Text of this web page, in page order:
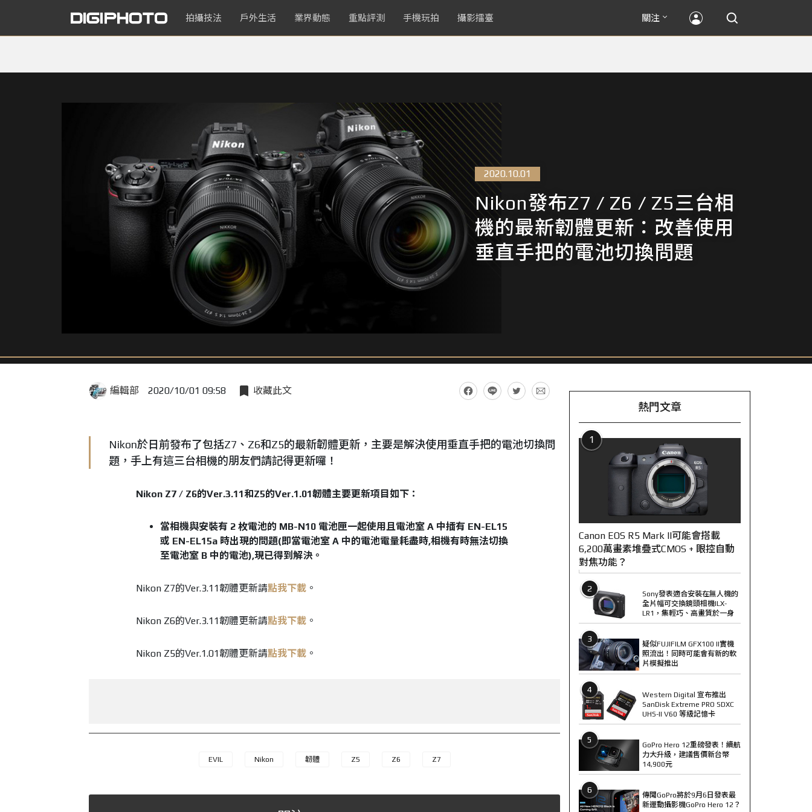
拍攝技法 戶外生活 業界動態 重點評測 手機玩拍 攝影擂臺 關注
2020.10.01
Nikon發布Z7 / Z6 / Z5三台相
機的最新韌體更新：改善使用
垂直手把的電池切換問題
編輯部 2020/10/01 09:58 收藏此文
Nikon於日前發布了包括Z7、Z6和Z5的最新韌體更新，主要是解決使用垂直手把的電池切換問
題，手上有這三台相機的朋友們請記得更新囉！
Nikon Z7 / Z6的Ver.3.11和Z5的Ver.1.01韌體主要更新項目如下：
當相機與安裝有 2 枚電池的 MB-N10 電池匣一起使用且電池室 A 中插有 EN-EL15
或 EN-EL15a 時出現的問題(即當電池室 A 中的電池電量耗盡時,相機有時無法切換
至電池室 B 中的電池),現已得到解決。
Nikon Z7的Ver.3.11韌體更新請點我下載。
Nikon Z6的Ver.3.11韌體更新請點我下載。
Nikon Z5的Ver.1.01韌體更新請點我下載。
EVIL Nikon 韌體 Z5 Z6 Z7
熱門文章
1
Canon EOS R5 Mark II可能會搭載
6,200萬畫素堆疊式CMOS + 眼控自動
對焦功能？
2
Sony發表適合安裝在無人機的
全片幅可交換鏡頭相機ILX-
LR1，集輕巧、高畫質於一身
3
疑似FUJIFILM GFX100 II實機
照流出！同時可能會有新的軟
片模擬推出
4
Western Digital 宣布推出
SanDisk Extreme PRO SDXC
UHS-II V60 等級記憶卡
5
GoPro Hero 12重磅發表！續航
力大升級，建議售價新台幣
14,900元
6
傳聞GoPro將於9月6日發表最
新運動攝影機GoPro Hero 12？